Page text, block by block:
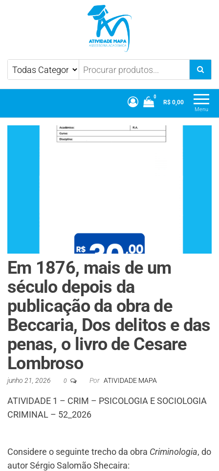
Atividade Mapa Mapa UniCesumar
Menu
0
R$ 0,00
Em 1876, mais de um
século depois da
publicação da obra de
Beccaria, Dos delitos e das
penas, o livro de Cesare
Lombroso
junho 21, 2026 0 Por ATIVIDADE MAPA
ATIVIDADE 1 – CRIM – PSICOLOGIA E SOCIOLOGIA
CRIMINAL – 52_2026
Considere o seguinte trecho da obra Criminologia, do
autor Sérgio Salomão Shecaira: